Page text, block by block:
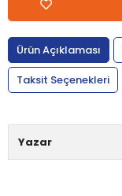
Ürün Açıklaması
Taksit Seçenekleri
Yazar